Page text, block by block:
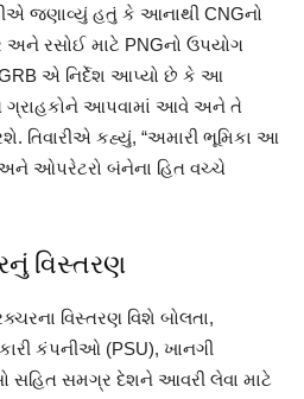
જણાવ્યું હતું કે આનાથી CNGનો
અને રસોઈ માટે PNGનો ઉપયોગ
એ નિર્દેશ આપ્યો છે કે આ
ગ્રાહકોને આપવામાં આવે અને તે
તિવારીએ કહ્યું, “અમારી ભૂમિકા આ
ઓપરેટરો બંનેના હિત વચ્ચે
વિસ્તરણ
વિસ્તરણ વિશે બોલતા,
કંપનીઓ (PSU), ખાનગી
સમગ્ર દેશને આવરી લેવા માટે